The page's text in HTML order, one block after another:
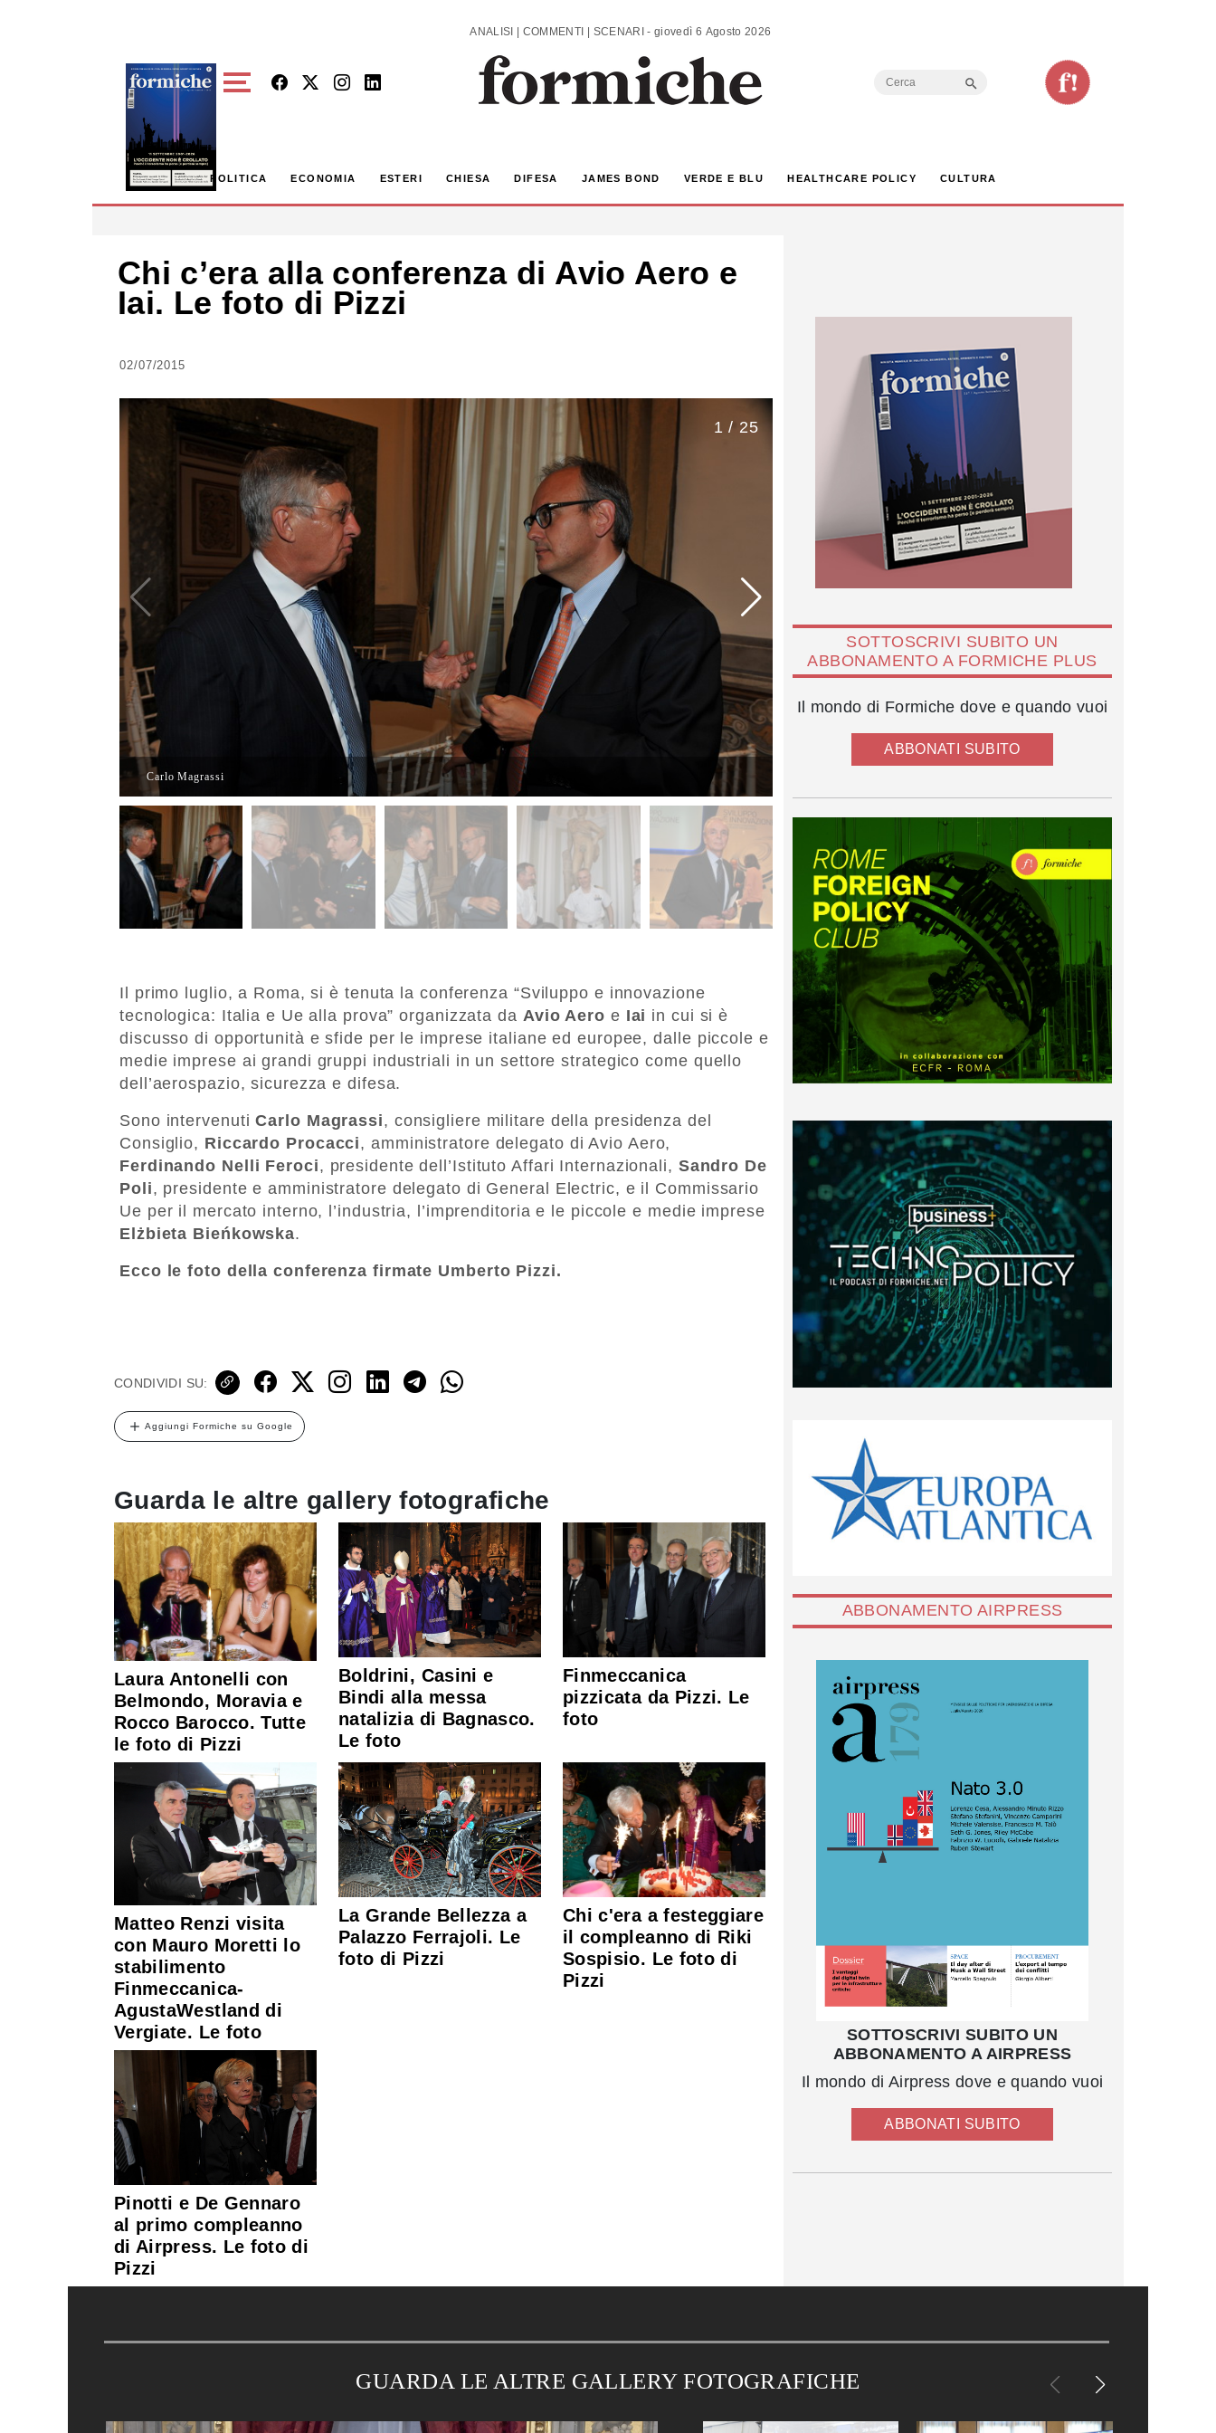
ANALISI | COMMENTI | SCENARI - giovedì 6 Agosto 2026
Search
POLITICA ECONOMIA ESTERI CHIESA DIFESA JAMES BOND VERDE E BLU HEALTHCARE POLICY CULTURA
Chi c’era alla conferenza di Avio Aero e
Iai. Le foto di Pizzi
02/07/2015
1 / 25
Carlo Magrassi
Il primo luglio, a Roma, si è tenuta la conferenza “Sviluppo e innovazione
tecnologica: Italia e Ue alla prova” organizzata da Avio Aero e Iai in cui si è
discusso di opportunità e sfide per le imprese italiane ed europee, dalle piccole e
medie imprese ai grandi gruppi industriali in un settore strategico come quello
dell’aerospazio, sicurezza e difesa.
Sono intervenutiCarlo Magrassi, consigliere militare della presidenza del
Consiglio, Riccardo Procacci, amministratore delegato di Avio Aero,
Ferdinando Nelli Feroci, presidente dell’Istituto Affari Internazionali, Sandro De
Poli, presidente e amministratore delegato di General Electric, e il Commissario
Ue per il mercato interno, l’industria, l’imprenditoria e le piccole e medie imprese
Elżbieta Bieńkowska.
Ecco le foto della conferenza firmate Umberto Pizzi.
CONDIVIDI SU:
Aggiungi Formiche su Google
Guarda le altre gallery fotografiche
Laura Antonelli con
Belmondo, Moravia e
Rocco Barocco. Tutte
le foto di Pizzi
Boldrini, Casini e
Bindi alla messa
natalizia di Bagnasco.
Le foto
Finmeccanica
pizzicata da Pizzi. Le
foto
Matteo Renzi visita
con Mauro Moretti lo
stabilimento
Finmeccanica-
AgustaWestland di
Vergiate. Le foto
La Grande Bellezza a
Palazzo Ferrajoli. Le
foto di Pizzi
Chi c'era a festeggiare
il compleanno di Riki
Sospisio. Le foto di
Pizzi
Pinotti e De Gennaro
al primo compleanno
di Airpress. Le foto di
Pizzi
SOTTOSCRIVI SUBITO UN
ABBONAMENTO A FORMICHE PLUS
Il mondo di Formiche dove e quando vuoi
ABBONATI SUBITO
ABBONAMENTO AIRPRESS
SOTTOSCRIVI SUBITO UN
ABBONAMENTO A AIRPRESS
Il mondo di Airpress dove e quando vuoi
ABBONATI SUBITO
GUARDA LE ALTRE GALLERY FOTOGRAFICHE